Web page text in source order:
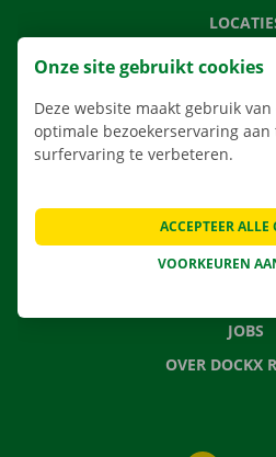
APP
VEELGESTELDE
NIEUWS
JOBS
OVER DOCKX
Onze site gebruikt cookies
Deze website maakt gebruik
optimale bezoekerservaring
surfervaring te verbeteren.
VOORKEUREN
ACCEPTEER ALLE